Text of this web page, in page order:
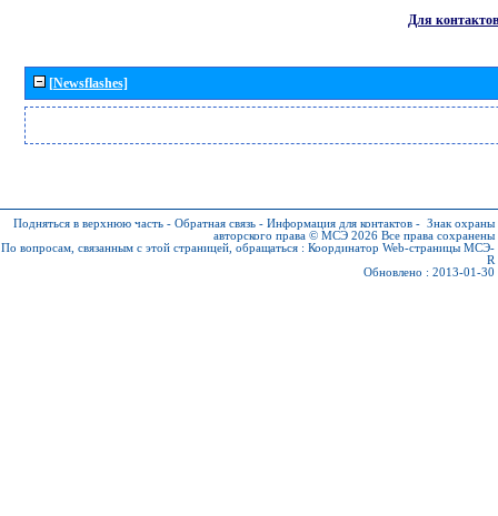
Для контактов
[Newsflashes]
Подняться в верхнюю часть - Обратная связь - Информация для контактов - Знак охраны
авторского права © МСЭ 2026 Все права сохранены
По вопросам, связанным с этой страницей, обращаться : Координатор Web-страницы МСЭ-
R
Обновлено : 2013-01-30